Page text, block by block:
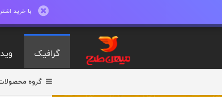
با خرید اشتراک ماهیانه تا 600 طرح لایه
گرافیک
گروه